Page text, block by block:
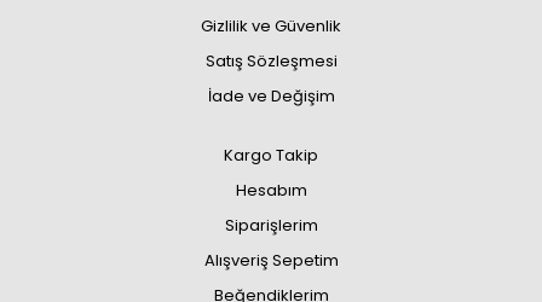
Gizlilik ve Güvenlik
Satış Sözleşmesi
İade ve Değişim
Kargo Takip
Hesabım
Siparişlerim
Alışveriş Sepetim
Beğendiklerim